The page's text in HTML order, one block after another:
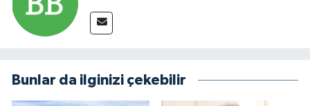
Bunlar da ilginizi çekebilir